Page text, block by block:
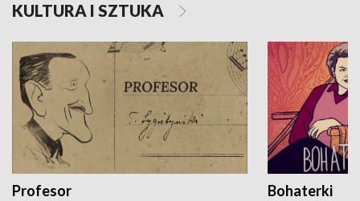
KULTURA I SZTUKA
Profesor Bohaterki